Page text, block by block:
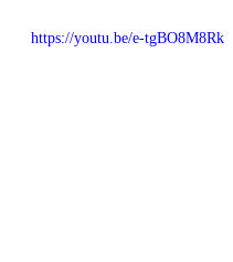
https://youtu.be/e-tgBO8M8Rk